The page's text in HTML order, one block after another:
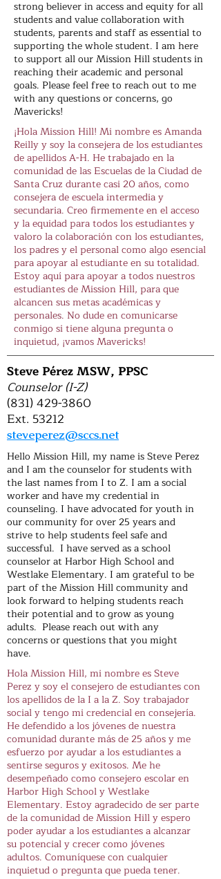
strong believer in access and equity for all
students and value collaboration with
students, parents and staff as essential to
supporting the whole student. I am here
to support all our Mission Hill students in
reaching their academic and personal
goals. Please feel free to reach out to me
with any questions or concerns, go
Mavericks!
¡Hola Mission Hill! Mi nombre es Amanda
Reilly y soy la consejera de los estudiantes
de apellidos A-H. He trabajado en la
comunidad de las Escuelas de la Ciudad de
Santa Cruz durante casi 20 años, como
consejera de escuela intermedia y
secundaria. Creo firmemente en el acceso
y la equidad para todos los estudiantes y
valoro la colaboración con los estudiantes,
los padres y el personal como algo esencial
para apoyar al estudiante en su totalidad.
Estoy aquí para apoyar a todos nuestros
estudiantes de Mission Hill, para que
alcancen sus metas académicas y
personales. No dude en comunicarse
conmigo si tiene alguna pregunta o
inquietud, ¡vamos Mavericks!
Steve Pérez MSW, PPSC
Counselor (I-Z)
(831) 429-3860
Ext. 53212
steveperez@sccs.net
Hello Mission Hill, my name is Steve Perez
and I am the counselor for students with
the last names from I to Z. I am a social
worker and have my credential in
counseling. I have advocated for youth in
our community for over 25 years and
strive to help students feel safe and
successful. I have served as a school
counselor at Harbor High School and
Westlake Elementary. I am grateful to be
part of the Mission Hill community and
look forward to helping students reach
their potential and to grow as young
adults. Please reach out with any
concerns or questions that you might
have.
Hola Mission Hill, mi nombre es Steve
Perez y soy el consejero de estudiantes con
los apellidos de la I a la Z. Soy trabajador
social y tengo mi credencial en consejería.
He defendido a los jóvenes de nuestra
comunidad durante más de 25 años y me
esfuerzo por ayudar a los estudiantes a
sentirse seguros y exitosos. Me he
desempeñado como consejero escolar en
Harbor High School y Westlake
Elementary. Estoy agradecido de ser parte
de la comunidad de Mission Hill y espero
poder ayudar a los estudiantes a alcanzar
su potencial y crecer como jóvenes
adultos. Comuníquese con cualquier
inquietud o pregunta que pueda tener.